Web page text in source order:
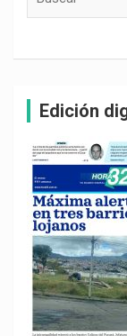
Edición